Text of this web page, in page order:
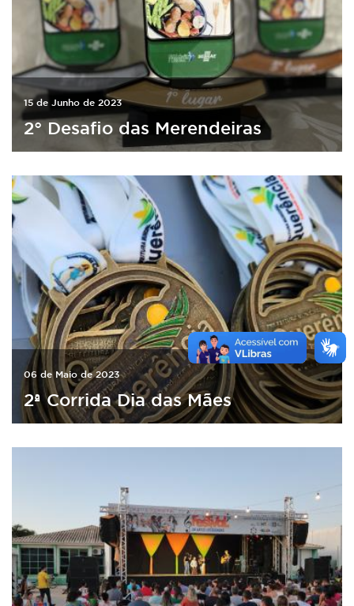
15 de Junho de 2023
2° Desafio das Merendeiras
06 de Maio de 2023
2ª Corrida Dia das Mães